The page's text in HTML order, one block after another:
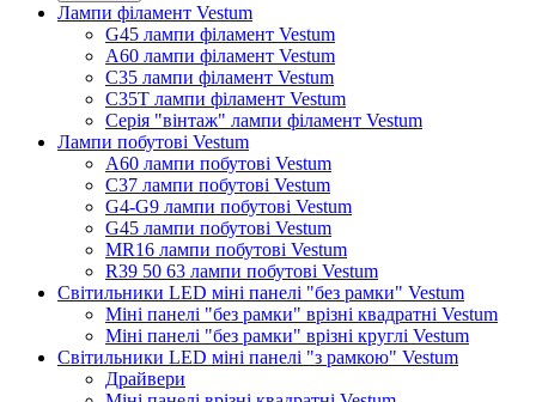
Лампи філамент Vestum
G45 лампи філамент Vestum
А60 лампи філамент Vestum
С35 лампи філамент Vestum
С35T лампи філамент Vestum
Серія "вінтаж" лампи філамент Vestum
Лампи побутові Vestum
A60 лампи побутові Vestum
C37 лампи побутові Vestum
G4-G9 лампи побутові Vestum
G45 лампи побутові Vestum
MR16 лампи побутові Vestum
R39 50 63 лампи побутові Vestum
Світильники LED міні панелі "без рамки" Vestum
Міні панелі "без рамки" врізні квадратні Vestum
Міні панелі "без рамки" врізні круглі Vestum
Світильники LED міні панелі "з рамкою" Vestum
Драйвери